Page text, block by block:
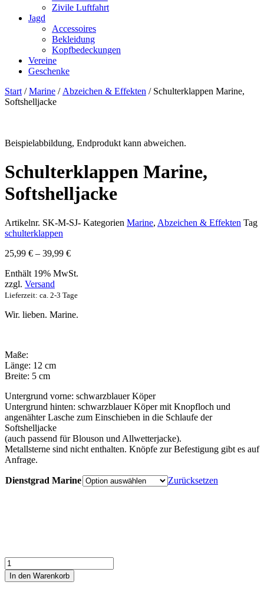
Zivile Luftfahrt
Jagd
Accessoires
Bekleidung
Kopfbedeckungen
Vereine
Geschenke
Start /Marine / Abzeichen & Effekten / Schulterklappen Marine,
Softshelljacke
Beispielabbildung, Endprodukt kann abweichen.
Schulterklappen Marine,
Softshelljacke
Artikelnr. SK-M-SJ- Kategorien Marine, Abzeichen & Effekten Tag
schulterklappen
25,99 € – 39,99 €
Enthält 19% MwSt.
zzgl. Versand
Lieferzeit: ca. 2-3 Tage
Wir. lieben. Marine.
Maße:
Länge: 12 cm
Breite: 5 cm
Untergrund vorne: schwarzblauer Köper
Untergrund hinten: schwarzblauer Köper mit Knopfloch und
angenähter Lasche zum Einschieben in die Schlaufe der
Softshelljacke
(auch passend für Blouson und Allwetterjacke).
Metallsterne sind nicht enthalten. Knöpfe zur Befestigung gibt es auf
Anfrage.
Dienstgrad Marine Zurücksetzen
Schulterklappen
Marine,
Softshelljacke
In den Warenkorb